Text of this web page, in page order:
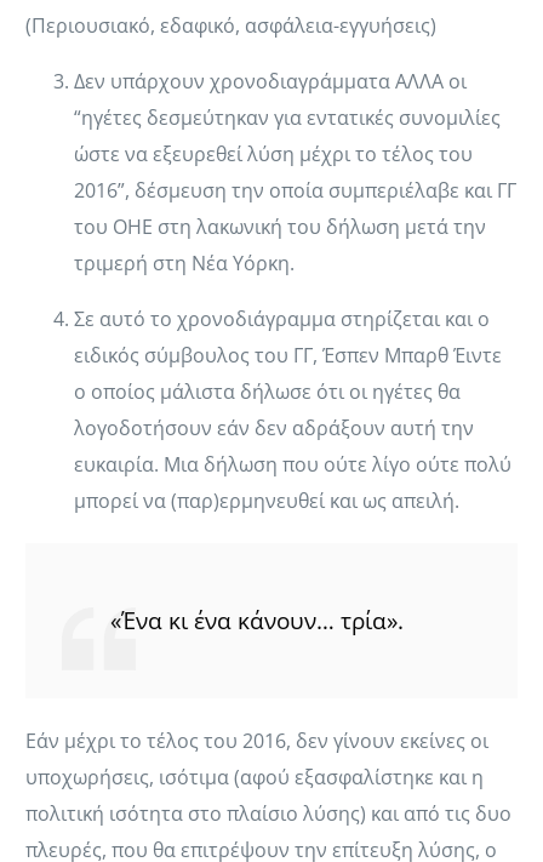
(Περιουσιακό, εδαφικό, ασφάλεια-εγγυήσεις)
Δεν υπάρχουν χρονοδιαγράμματα ΑΛΛΑ οι
“ηγέτες δεσμεύτηκαν για εντατικές συνομιλίες
ώστε να εξευρεθεί λύση μέχρι το τέλος του
2016”, δέσμευση την οποία συμπεριέλαβε και ΓΓ
του ΟΗΕ στη λακωνική του δήλωση μετά την
τριμερή στη Νέα Υόρκη.
Σε αυτό το χρονοδιάγραμμα στηρίζεται και ο
ειδικός σύμβουλος του ΓΓ, Έσπεν Μπαρθ Έιντε
ο οποίος μάλιστα δήλωσε ότι οι ηγέτες θα
λογοδοτήσουν εάν δεν αδράξουν αυτή την
ευκαιρία. Μια δήλωση που ούτε λίγο ούτε πολύ
μπορεί να (παρ)ερμηνευθεί και ως απειλή.
«Ένα κι ένα κάνουν… τρία».
Εάν μέχρι το τέλος του 2016, δεν γίνουν εκείνες οι
υποχωρήσεις, ισότιμα (αφού εξασφαλίστηκε και η
πολιτική ισότητα στο πλαίσιο λύσης) και από τις δυο
πλευρές, που θα επιτρέψουν την επίτευξη λύσης, ο